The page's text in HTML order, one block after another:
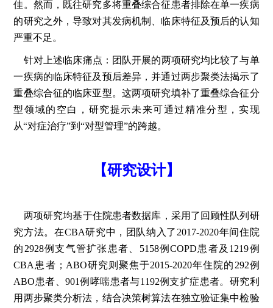
佳。然而，既往研究多将重叠综合征患者排除在单一疾病
的研究之外，导致对其发病机制、临床特征及预后的认知
严重不足。
针对上述临床痛点：团队开展的两项研究均比较了与单
一疾病的临床特征及预后差异，并通过两步聚类法揭示了
重叠综合征的临床亚型。这两项研究填补了重叠综合征分
型领域的空白，研究提示未来可通过精准分型，实现
从“对症治疗”到“对型管理”的跨越。
【研究设计】
两项研究均基于住院患者数据库，采用了回顾性队列研
究方法。在CBA研究中，团队纳入了2017-2020年间住院
的2928例支气管扩张患者、5158例COPD患者及1219例
CBA患者；ABO研究则聚焦于2015-2020年住院的292例
ABO患者、901例哮喘患者与1192例支扩症患者。研究利
用两步聚类分析法，结合决策树算法在独立验证集中检验